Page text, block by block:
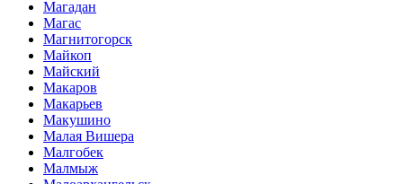
Магадан
Магас
Магнитогорск
Майкоп
Майский
Макаров
Макарьев
Макушино
Малая Вишера
Малгобек
Малмыж